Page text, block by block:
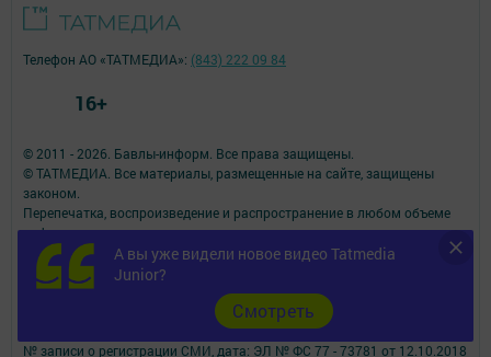
А вы уже видели новое видео Tatmedia
Junior?
Cмотреть
© 2011 - 2026. Бавлы-информ. Все права защищены.
© ТАТМЕДИА. Все материалы, размещенные на сайте, защищены
законом.
Перепечатка, воспроизведение и распространение в любом объеме
информации,
размещенной на сайте, возможна только с письменного согласия
редакций СМИ.
При поддержке Республиканского агентства по печати и массовым
Наименование СМИ: Бавлы-информ
№ записи о регистрации СМИ, дата: ЭЛ № ФС 77 - 73781 от 12.10.2018
Телефон АО «ТАТМЕДИА»: (843) 222 09 84
16+